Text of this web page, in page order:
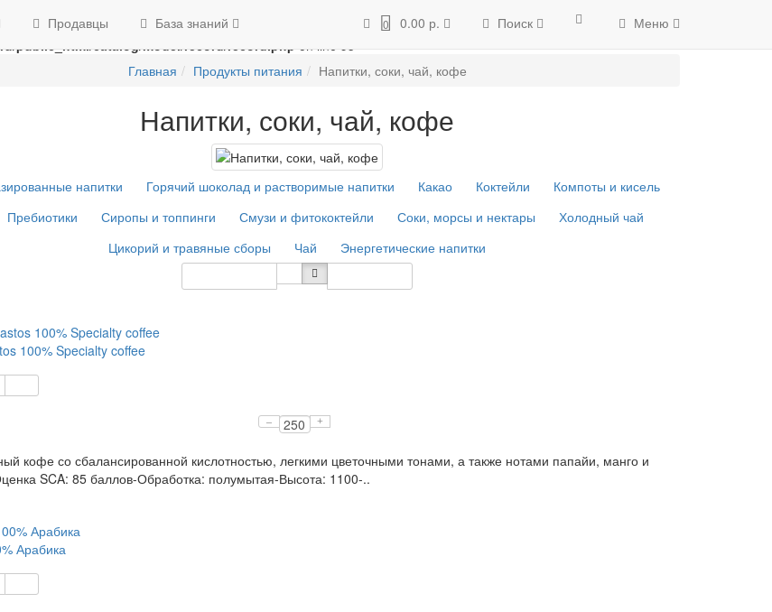
in
g/groza707/kupimzdes.ru/public_html/catalog/model/record/record.php on line 94 Unknown
: implode(): Passing glue string after
public_html/catalog/model/record/record.phpon line95
Продавцы База знаний 0 0.00 р. Поиск Меню
Главная Продукты питания Напитки, соки, чай, кофе
Напитки, соки, чай, кофе
напитки Горячий шоколад и растворимые напитки Какао Коктейли
Компоты и кисель
Пребиотики Сиропы и топпинги Смузи и фитококтейли Соки, морсы и нектары
Холодный чай
Цикорий и травяные сборы
Чай Энергетические напитки
100% Specialty coffee
– +
кофе со сбалансированной кислотностью, легкими цветочными тонами, а также нотами папайи, манго и
SCA: 85 баллов-Обработка: полумытая-Высота: 1100-..
Арабика